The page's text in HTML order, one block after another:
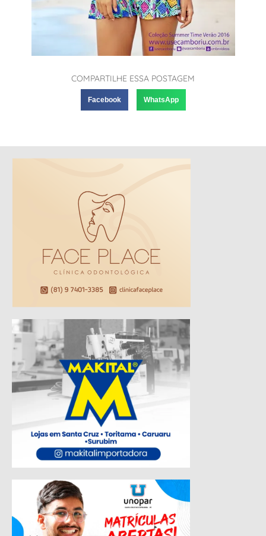
COMPARTILHE ESSA POSTAGEM
Facebook WhatsApp